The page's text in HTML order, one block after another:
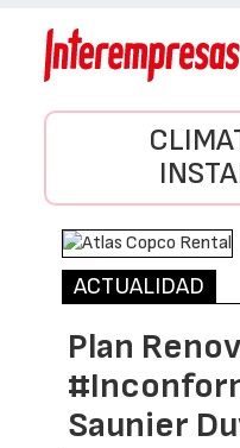
ACTUALIDAD
Plan
Saunier